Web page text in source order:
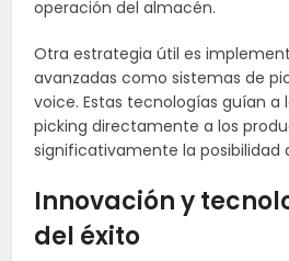
operación del almacén.
Otra estrategia útil es
avanzadas como sistemas de
voice. Estas tecnologías guían a
picking directamente a los
significativamente la posibilidad
Innovación y
del éxito